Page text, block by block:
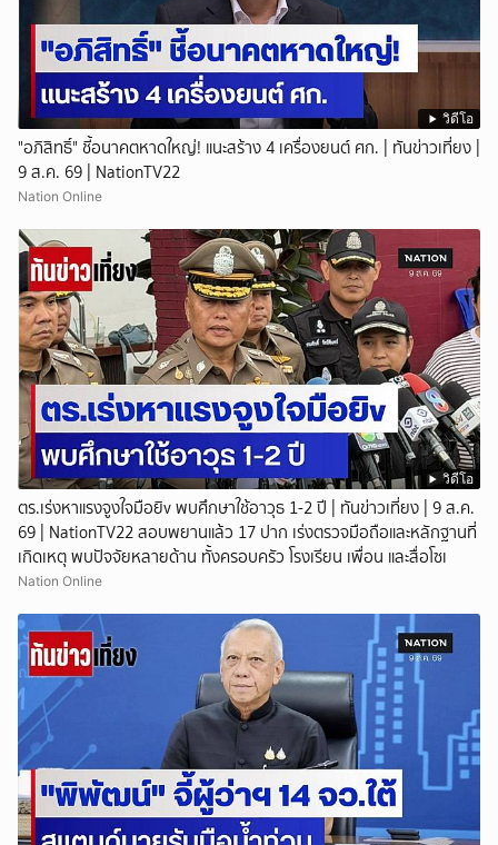
วิดีโอ
"อภิสิทธิ์" ชี้อนาคตหาดใหญ่! แนะสร้าง 4 เครื่องยนต์ ศก. | ทันข่าวเที่ยง |
9 ส.ค. 69 | NationTV22
Nation Online
วิดีโอ
ตร.เร่งหาแรงจูงใจมือยิv พบศึกษาใช้อาวุธ 1-2 ปี | ทันข่าวเที่ยง | 9 ส.ค.
69 | NationTV22 สอบพยานแล้ว 17 ปาก เร่งตรวจมือถือและหลักฐานที่
เกิดเหตุ พบปัจจัยหลายด้าน ทั้งครอบครัว โรงเรียน เพื่อน และสื่อโซเ
Nation Online